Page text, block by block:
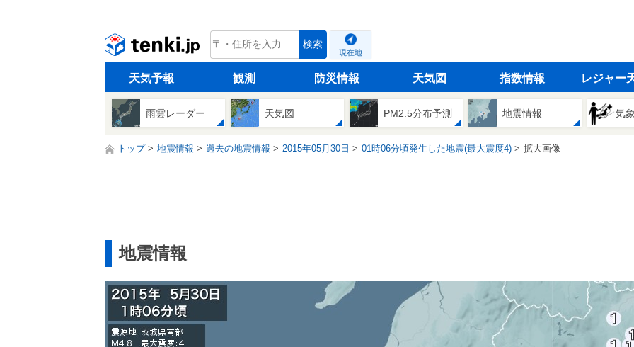
tenki.jp 検索
現在地
天気予報 観測 防災情報 天気図 指数情報 レジャー
雨雲レーダー 天気図 PM2.5分布予測 地震情報 気
トップ 地震情報 過去の地震情報 2015年05月30日 01時06分頃発生した地震(最大震度4) 拡大画像
地震情報